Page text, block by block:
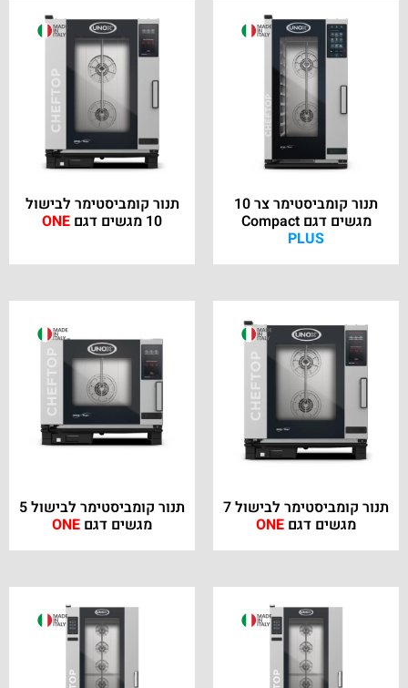
תנור קומביסטימר צר 10
מגשים דגם Compact
PLUS
תנור קומביסטימר לבישול
10 מגשים דגם ONE
תנור קומביסטימר לבישול 7
מגשים דגםONE
תנור קומביסטימר לבישול 5
מגשים דגםONE